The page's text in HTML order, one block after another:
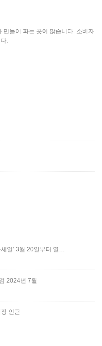
만들어 파는 곳이 많습니다. 소비자
.
일’ 3월 20일부터 열…
2024년 7월
인근